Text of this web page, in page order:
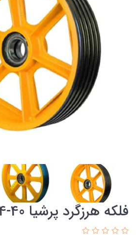
فلکه هرزگرد پرشیا 40-4 شیار